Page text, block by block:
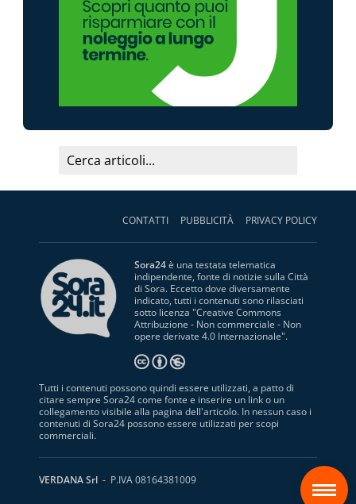
CONTATTI PUBBLICITÀ PRIVACY POLICY
Sora24è una testata telematica
indipendente, fonte di notizie sulla Città
di Sora. Eccetto dove diversamente
indicato, tutti i contenuti sono rilasciati
sotto licenza "Creative Commons
Attribuzione - Non commerciale - Non
opere derivate 4.0 Internazionale".
Tutti i contenuti possono quindi essere utilizzati, a patto di
citare sempre Sora24 come fonte e inserire un link o un
collegamento visibile alla pagina dell'articolo. In nessun caso i
contenuti di Sora24 possono essere utilizzati per scopi
commerciali.
VERDANA Srl - P.IVA 08164381009